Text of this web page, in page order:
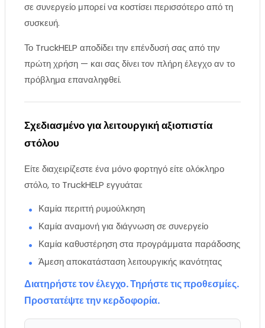
σε συνεργείο μπορεί να κοστίσει περισσότερο από τη
συσκευή.
Το TruckHELP αποδίδει την επένδυσή σας από την
πρώτη χρήση — και σας δίνει τον πλήρη έλεγχο αν το
πρόβλημα επαναληφθεί.
Σχεδιασμένο για λειτουργική αξιοπιστία
στόλου
Είτε διαχειρίζεστε ένα μόνο φορτηγό είτε ολόκληρο
στόλο, το TruckHELP εγγυάται:
Καμία περιττή ρυμούλκηση
Καμία αναμονή για διάγνωση σε συνεργείο
Καμία καθυστέρηση στα προγράμματα παράδοσης
Άμεση αποκατάσταση λειτουργικής ικανότητας
Διατηρήστε τον έλεγχο. Τηρήστε τις προθεσμίες.
Προστατέψτε την κερδοφορία.